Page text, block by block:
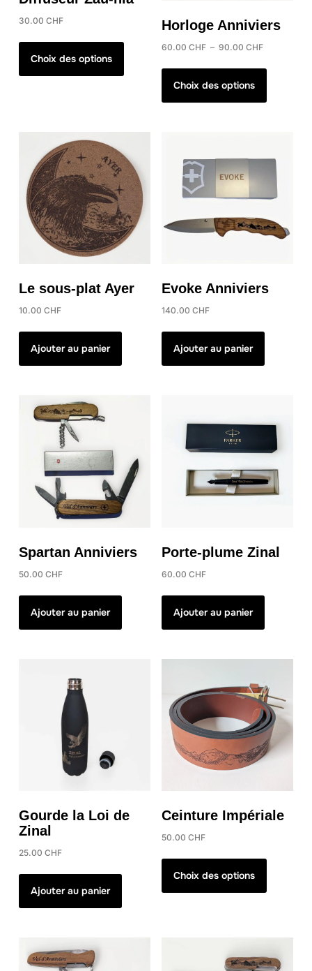
30.00 CHF
Choix des options
Ce
a
peuvent
être
choisies
sur
la
du
produit
Horloge Anniviers
60.00 CHF – 90.00 CHFPlage
à
Choix des options
Ce
a
options
choisies
sur
du
Le sous-plat Ayer
10.00 CHF
Ajouter au panier
Evoke Anniviers
140.00 CHF
Ajouter au panier
Spartan Anniviers
50.00 CHF
Ajouter au panier
Porte-plume Zinal
60.00 CHF
Ajouter au panier
Gourde la Loi de
Zinal
25.00 CHF
Ajouter au panier
Ceinture Impériale
50.00 CHF
Choix des options
Ce
a
options